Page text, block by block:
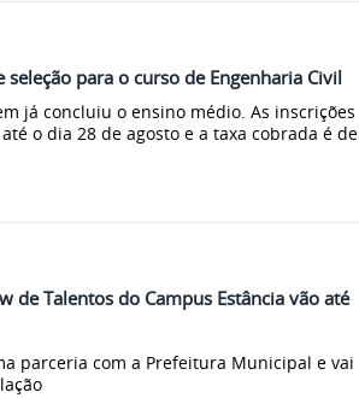
seleção para o curso de Engenharia Civil
já concluiu o ensino médio. As inscrições
o dia 28 de agosto e a taxa cobrada é de
de Talentos do Campus Estância vão até
parceria com a Prefeitura Municipal e vai